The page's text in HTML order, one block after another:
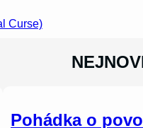
Curse)
Pohádka o